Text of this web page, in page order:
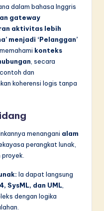
dalam bahasa Inggris
gateway
aktivitas lebih
menjadi ‘Pelanggan’
memahami konteks
, secara
dan
koherensi logis tanpa
menangani alam
perangkat lunak,
Ia dapat langsung
SysML, dan UML
dengan logika